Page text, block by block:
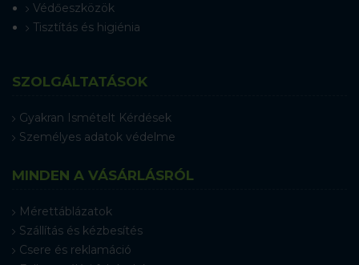
Védőeszközök
Tisztítás és higiénia
SZOLGÁLTATÁSOK
Gyakran Ismételt Kérdések
Személyes adatok védelme
MINDEN A VÁSÁRLÁSRÓL
Mérettáblázatok
Szállítás és kézbesítés
Csere és reklamáció